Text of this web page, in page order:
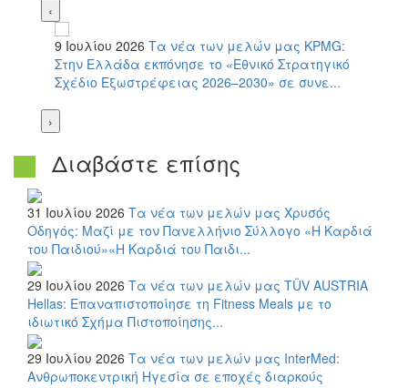
‹
9 Ιουλίου 2026 Τα νέα των μελών μας KPMG:
Στην Ελλάδα εκπόνησε το «Εθνικό Στρατηγικό
Σχέδιο Εξωστρέφειας 2026–2030» σε συνε...
›
Διαβάστε επίσης
31 Ιουλίου 2026 Τα νέα των μελών μας Χρυσός
Οδηγός: Μαζί με τον Πανελλήνιο Σύλλογο «Η Καρδιά
του Παιδιού»«Η Καρδιά του Παιδι...
29 Ιουλίου 2026 Τα νέα των μελών μας TÜV AUSTRIA
Hellas: Επαναπιστοποίησε τη Fitness Meals με το
ιδιωτικό Σχήμα Πιστοποίησης...
29 Ιουλίου 2026 Τα νέα των μελών μας InterMed:
Ανθρωποκεντρική Ηγεσία σε εποχές διαρκούς